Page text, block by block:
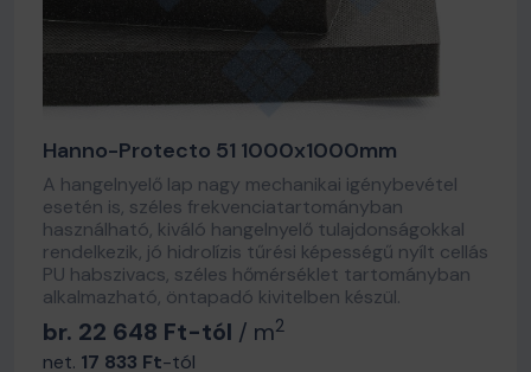
Hanno-Protecto 51 1000x1000mm
A hangelnyelő lap nagy mechanikai igénybevétel
esetén is, széles frekvenciatartományban
használható, kiváló hangelnyelő tulajdonságokkal
rendelkezik, jó hidrolízis tűrési képességű nyílt cellás
PU habszivacs, széles hőmérséklet tartományban
alkalmazható, öntapadó kivitelben készül.
br. 22 648 Ft-tól / m2
net. 17 833 Ft-tól